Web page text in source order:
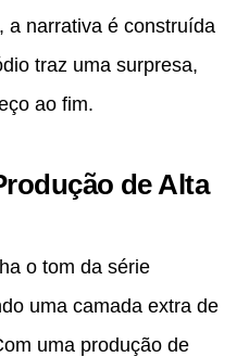
, a narrativa é construída
traz uma surpresa,
ao fim.
de Alta
o tom da série
uma camada extra de
uma produção de